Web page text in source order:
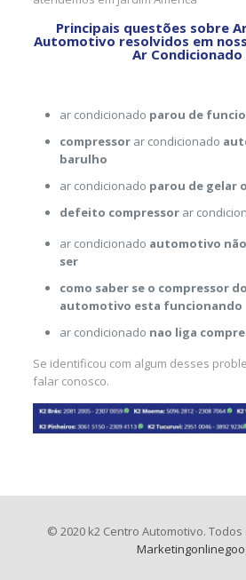
Principais questões sobre
Automotivo resolvidos em
Ar Condicionado
ar condicionado parou de
compressor ar condicionado
barulho
ar condicionado parou de gelar
defeito compressor ar
ar condicionado automotivo
ser
como saber se o compressor do
automotivo esta funcionando
ar condicionado nao liga
Se identificou com algum desses
falar conosco.
© 2020 k2 Centro Automotivo.